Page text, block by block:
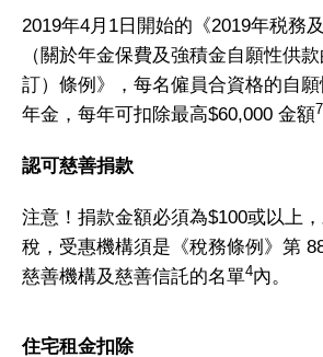
2019年4月1日開始的《2019年税務
（關於年金保費及強積金自願性供
訂）條例》，每名僱員合資格的自
年金，每年可扣除最高$60,000 金額7
認可慈善捐款
注意！捐款金額必須為$100或以上
稅，受惠機構須是《稅務條例》第
慈善機構及慈善信託的名單4內。
住宅租金扣除